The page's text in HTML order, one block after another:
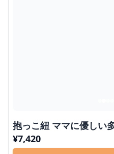
抱っこ紐 ママに優しい
¥7,420